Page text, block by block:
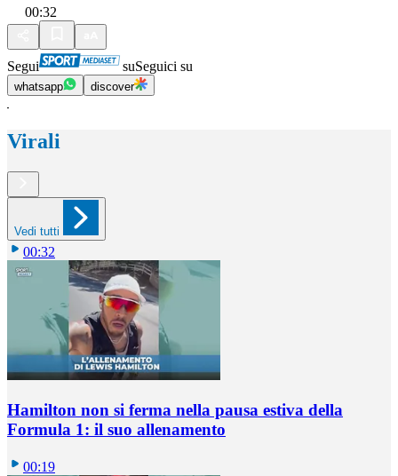
00:32
Segui suSeguici su
whatsapp discover
Virali
Vedi tutti
00:32
Hamilton non si ferma nella pausa estiva della
Formula 1: il suo allenamento
00:19